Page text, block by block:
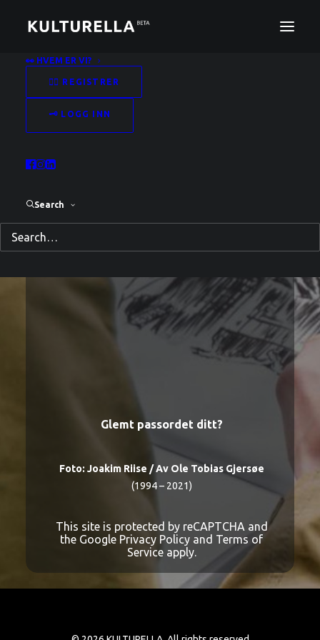
👀 HVEM ER VI?
✍🏻 REGISTRER
🗝️ LOGG INN
Search
Logg inn med din e-post og
Kulturella Beta.
Glemt passordet ditt?
Foto: Joakim Riise / Av Ole Tobias Gjersøe
(1994 – 2021)
This site is protected by reCAPTCHA and
the Google Privacy Policy and Terms of
Serviceapply.